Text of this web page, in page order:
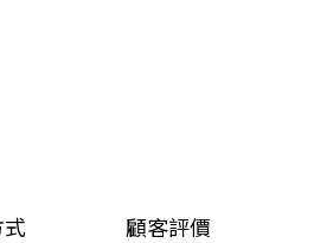
式 顧客評價